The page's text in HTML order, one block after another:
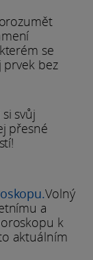
se
prvek bez
svůj
přesné
Volný
a
k
aktuálním